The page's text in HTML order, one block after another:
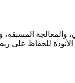
الأنودة للحفاظ على